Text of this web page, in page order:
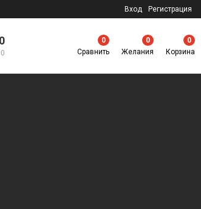
Вход Регистрация
0
Сравнить
0
Желания
0
Корзина